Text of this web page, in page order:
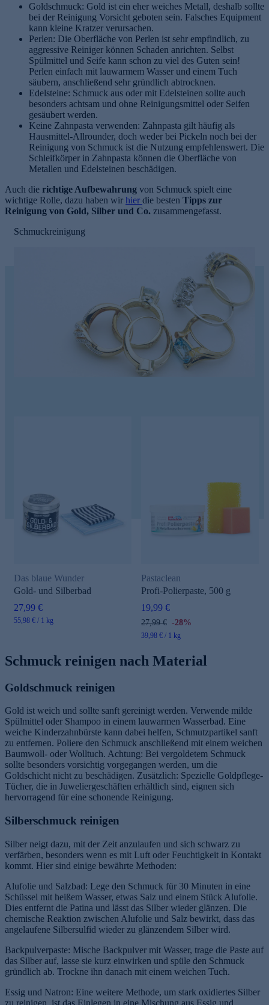
Goldschmuck: Gold ist ein eher weiches Metall, deshalb sollte
bei der Reinigung Vorsicht geboten sein. Falsches Equipment
kann kleine Kratzer verursachen.
Perlen: Die Oberfläche von Perlen ist sehr empfindlich, zu
aggressive Reiniger können Schaden anrichten. Selbst
Spülmittel und Seife kann schon zu viel des Guten sein!
Perlen einfach mit lauwarmem Wasser und einem Tuch
säubern, anschließend sehr gründlich abtrocknen.
Edelsteine: Schmuck aus oder mit Edelsteinen sollte auch
besonders achtsam und ohne Reinigungsmittel oder Seifen
gesäubert werden.
Keine Zahnpasta verwenden: Zahnpasta gilt häufig als
Hausmittel-Allrounder, doch weder bei Pickeln noch bei der
Reinigung von Schmuck ist die Nutzung empfehlenswert. Die
Schleifkörper in Zahnpasta können die Oberfläche von
Metallen und Edelsteinen beschädigen.
Auch die richtige Aufbewahrung von Schmuck spielt eine
wichtige Rolle, dazu haben wir hier die besten Tipps zur
Reinigung von Gold, Silber und Co. zusammengefasst.
Schmuckreinigung
Das blaue Wunder
Gold- und Silberbad
27,99 €
55,98 € / 1 kg
Pastaclean
Profi-Polierpaste, 500 g
19,99 €
27,99 € -28%
39,98 € / 1 kg
Schmuck reinigen nach Material
Goldschmuck reinigen
Gold ist weich und sollte sanft gereinigt werden. Verwende milde
Spülmittel oder Shampoo in einem lauwarmen Wasserbad. Eine
weiche Kinderzahnbürste kann dabei helfen, Schmutzpartikel sanft
zu entfernen. Poliere den Schmuck anschließend mit einem weichen
Baumwoll- oder Wolltuch. Achtung: Bei vergoldetem Schmuck
sollte besonders vorsichtig vorgegangen werden, um die
Goldschicht nicht zu beschädigen. Zusätzlich: Spezielle Goldpflege-
Tücher, die in Juweliergeschäften erhältlich sind, eignen sich
hervorragend für eine schonende Reinigung.
Silberschmuck reinigen
Silber neigt dazu, mit der Zeit anzulaufen und sich schwarz zu
verfärben, besonders wenn es mit Luft oder Feuchtigkeit in Kontakt
kommt. Hier sind einige bewährte Methoden:
Alufolie und Salzbad: Lege den Schmuck für 30 Minuten in eine
Schüssel mit heißem Wasser, etwas Salz und einem Stück Alufolie.
Dies entfernt die Patina und lässt das Silber wieder glänzen. Die
chemische Reaktion zwischen Alufolie und Salz bewirkt, dass das
angelaufene Silbersulfid wieder zu glänzendem Silber wird.
Backpulverpaste: Mische Backpulver mit Wasser, trage die Paste auf
das Silber auf, lasse sie kurz einwirken und spüle den Schmuck
gründlich ab. Trockne ihn danach mit einem weichen Tuch.
Essig und Natron: Eine weitere Methode, um stark oxidiertes Silber
zu reinigen, ist das Einlegen in eine Mischung aus Essig und